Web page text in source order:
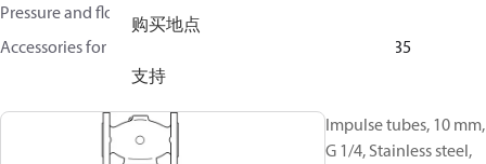
购买地点
支持
Pressure and flow controllers
Accessories for Pressure and flow controllers
003G1835
Impulse tubes, 10 mm,
G 1/4, Stainless steel,